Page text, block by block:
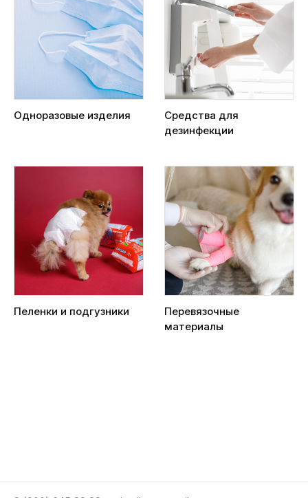
Одноразовые изделия
Средства для
дезинфекции
Пеленки и подгузники
Перевязочные
материалы